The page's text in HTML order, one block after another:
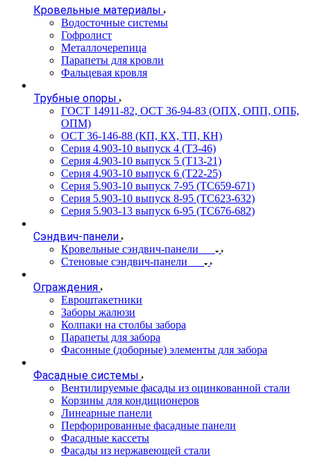
Кровельные материалы
Водосточные системы
Гофролист
Металлочерепица
Парапеты для кровли
Фальцевая кровля
Трубные опоры
ГОСТ 14911-82, ОСТ 36-94-83 (ОПХ, ОПП, ОПБ,
ОПМ)
ОСТ 36-146-88 (КП, КХ, ТП, КН)
Серия 4.903-10 выпуск 4 (Т3-46)
Серия 4.903-10 выпуск 5 (Т13-21)
Серия 4.903-10 выпуск 6 (Т22-25)
Серия 5.903-10 выпуск 7-95 (ТС659-671)
Серия 5.903-10 выпуск 8-95 (ТС623-632)
Серия 5.903-13 выпуск 6-95 (ТС676-682)
Сэндвич-панели
Кровельные сэндвич-панели
Стеновые сэндвич-панели
Ограждения
Евроштакетники
Заборы жалюзи
Колпаки на столбы забора
Парапеты для забора
Фасонные (доборные) элементы для забора
Фасадные системы
Вентилируемые фасады из оцинкованной стали
Корзины для кондиционеров
Линеарные панели
Перфорированные фасадные панели
Фасадные кассеты
Фасады из нержавеющей стали